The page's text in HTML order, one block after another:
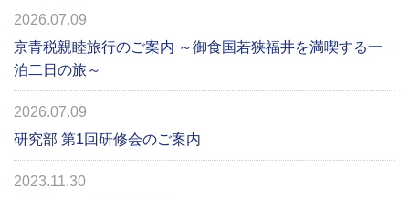
2026.07.09
京青税親睦旅行のご案内 ～御食国若狭福井を満喫する一
泊二日の旅～
2026.07.09
研究部 第1回研修会のご案内
2023.11.30